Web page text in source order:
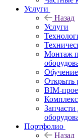
Услуги
Назад
Услуги
Монтаж
Открыть
BIM-
Портфолио
Назад